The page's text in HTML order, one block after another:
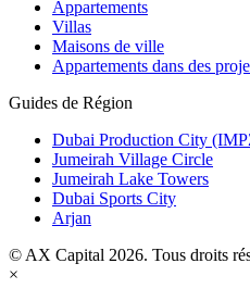
Appartements
Villas
Maisons de ville
Appartements dans des
Guides de Région
Dubai Production City
Jumeirah Village Circle
Jumeirah Lake Towers
Dubai Sports City
Arjan
© AX Capital 2026. Tous droits
×